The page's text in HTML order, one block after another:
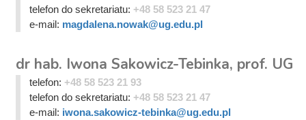
telefon do sekretariatu: +48 58 523 21 47
e-mail: magdalena.nowak@ug.edu.pl
dr hab. Iwona Sakowicz-Tebinka, prof. UG
telefon: +48 58 523 21 93
telefon do sekretariatu: +48 58 523 21 47
e-mail: iwona.sakowicz-tebinka@ug.edu.pl